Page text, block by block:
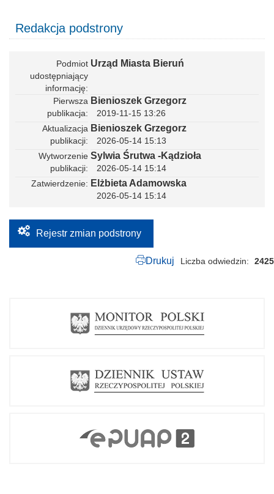
Redakcja podstrony
Podmiot
udostępniający
informację
Urząd Miasta Bieruń
Pierwsza
publikacja
Bienioszek Grzegorz
2019-11-15 13:26
Aktualizacja
publikacji
Bienioszek Grzegorz
2026-05-14 15:13
Wytworzenie
publikacji
Sylwia Śrutwa -Kądzioła
2026-05-14 15:14
Zatwierdzenie
Elżbieta Adamowska
2026-05-14 15:14
Rejestr zmian podstrony
Drukuj Liczba odwiedzin 2425